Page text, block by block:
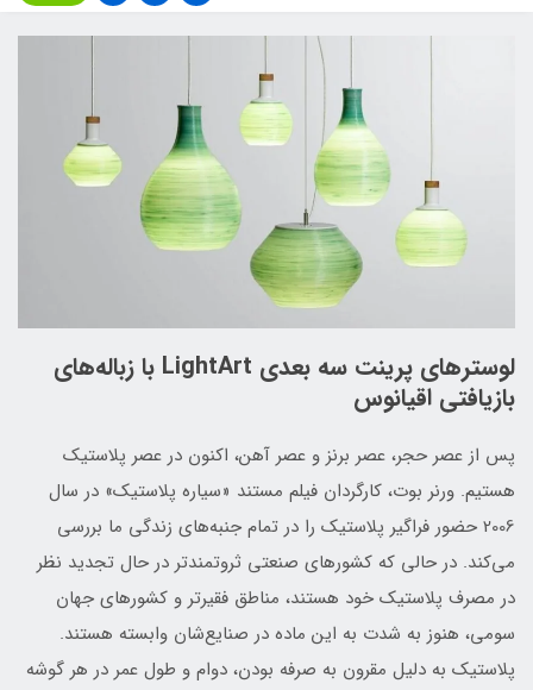
لوستر‌های پرینت سه بعدی LightArt با زباله‌های
بازیافتی اقیانوس
پس از عصر حجر، عصر برنز و عصر آهن، اکنون در عصر پلاستیک
هستیم. ورنر بوت، کارگردان فیلم مستند «سیاره پلاستیک» در سال
2006 حضور فراگیر پلاستیک را در تمام جنبه‌های زندگی ما بررسی
می‌کند. در حالی که کشورهای صنعتی ثروتمندتر در حال تجدید نظر
در مصرف پلاستیک خود هستند، مناطق فقیرتر و کشورهای جهان
سومی، هنوز به شدت به این ماده در صنایع‌شان وابسته هستند.
پلاستیک به دلیل مقرون به صرفه بودن، دوام و طول عمر در هر گوشه